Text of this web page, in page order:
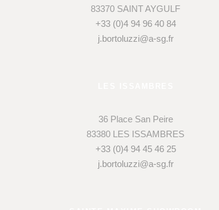
83370 SAINT AYGULF
+33 (0)4 94 96 40 84
j.bortoluzzi@a-sg.fr
36 Place San Peire
83380 LES ISSAMBRES
+33 (0)4 94 45 46 25
j.bortoluzzi@a-sg.fr